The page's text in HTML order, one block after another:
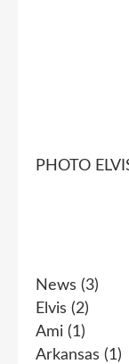
News (3)
Elvis (2)
Ami (1)
Arkansas (1)
PHOTO